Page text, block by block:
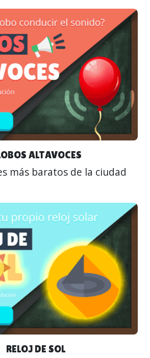
ALTAVOCES
más baratos de la ciudad
RELOJ DE SOL